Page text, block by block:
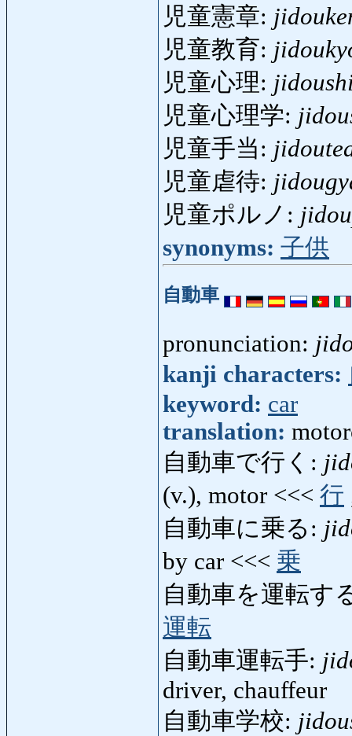
児童憲章:
児童教育:
児童心理:
児童心理学:
児童手当:
児童虐待:
児童ポルノ:
synonyms: 子供
自動車
pronunciation:
kanji characters:
keyword: car
translation:
自動車で行く:
(v.), motor <<< 行
自動車に乗る:
by car <<< 乗
自動車を運転す
運転
自動車運転手:
driver, chauffeur
自動車学校: